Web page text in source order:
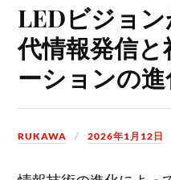
LEDビジョ
代情報発信
ーションの
RUKAWA 2026年1月12日